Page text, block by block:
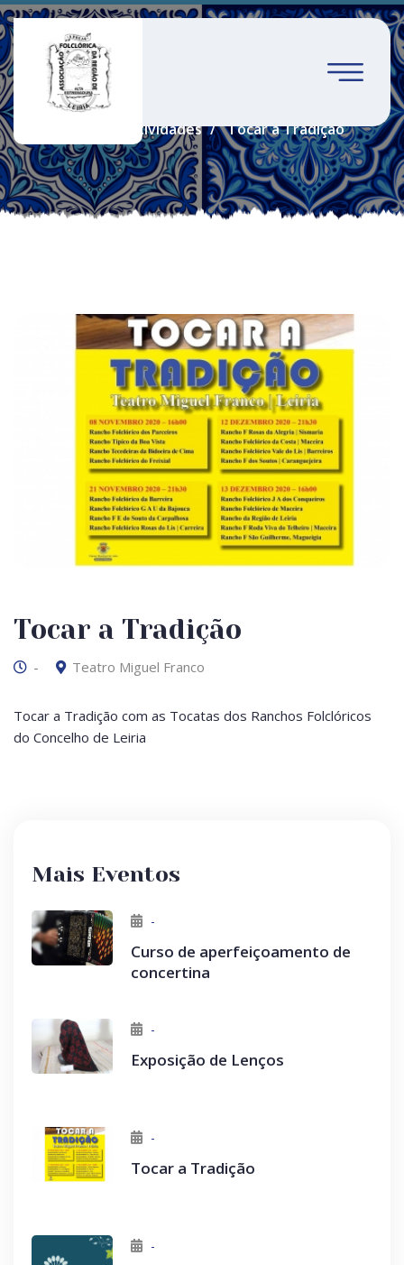
Tocar a Tradição
Atividades Tocar a Tradição
Tocar a Tradição
- Teatro Miguel Franco
Tocar a Tradição com as Tocatas dos Ranchos Folclóricos
do Concelho de Leiria
Mais Eventos
-
Curso de aperfeiçoamento de
concertina
-
Exposição de Lenços
-
Tocar a Tradição
-